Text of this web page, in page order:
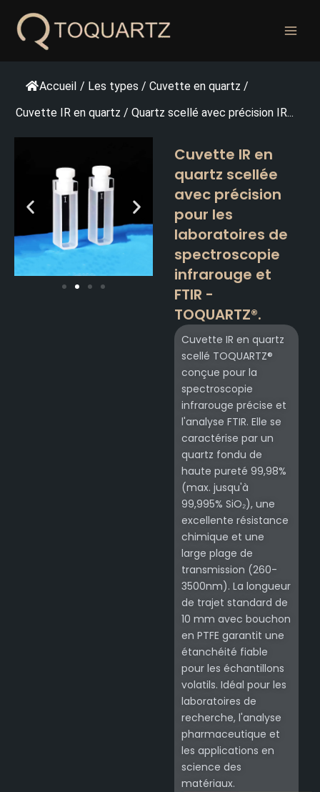
content
Accueil / Les types / Cuvette en quartz /
Cuvette IR en quartz / Quartz scellé avec précision IR...
Cuvette IR en
quartz scellée
avec précision
pour les
laboratoires de
spectroscopie
infrarouge et
FTIR -
TOQUARTZ®.
Cuvette IR en quartz
scellé TOQUARTZ®
conçue pour la
spectroscopie
infrarouge précise et
l'analyse FTIR. Elle se
caractérise par un
quartz fondu de
haute pureté 99,98%
(max. jusqu'à
99,995% SiO₂), une
excellente résistance
chimique et une
large plage de
transmission (260-
3500nm). La longueur
de trajet standard de
10 mm avec bouchon
en PTFE garantit une
étanchéité fiable
pour les échantillons
volatils. Idéal pour les
laboratoires de
recherche, l'analyse
pharmaceutique et
les applications en
science des
matériaux.